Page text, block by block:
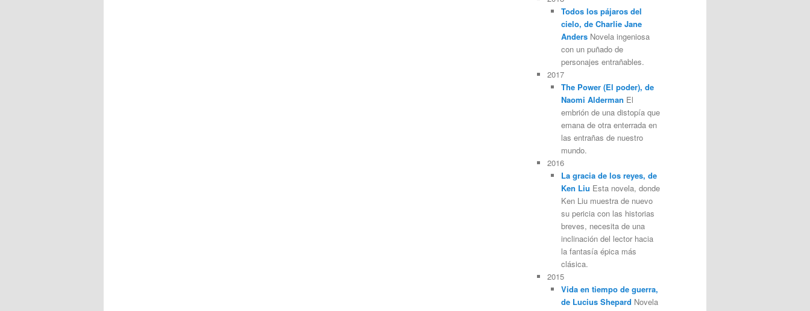
Todos los pájaros del
cielo, de Charlie Jane
AndersNovela ingeniosa
con un puñado de
personajes entrañables.
2017
The Power (El poder), de
Naomi Alderman El
embrión de una distopía que
emana de otra enterrada en
las entrañas de nuestro
mundo.
2016
La gracia de los reyes, de
Ken Liu Esta novela, donde
Ken Liu muestra de nuevo
su pericia con las historias
breves, necesita de una
inclinación del lector hacia
la fantasía épica más
clásica.
2015
Vida en tiempo de guerra,
de Lucius Shepard Novela